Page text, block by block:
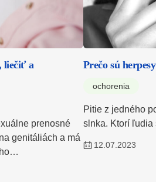
liečiť a
prenosné
genitáliách a má
Prečo sú
ochorenia
Pitie z jedného
slnka. Ktorí ľudia
12.07.2023